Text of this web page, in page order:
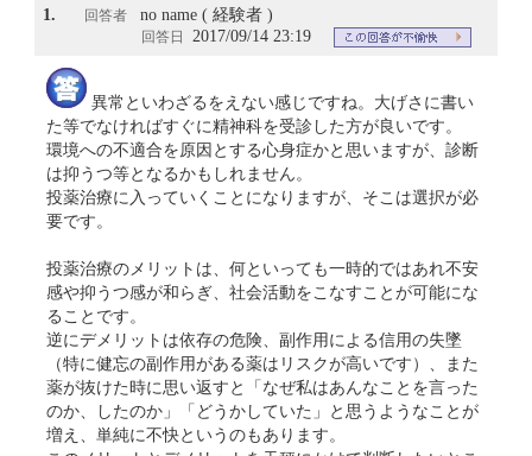
1. 回答者 no name ( 経験者 )
回答日 2017/09/14 23:19
異常といわざるをえない感じですね。大げさに書い
た等でなければすぐに精神科を受診した方が良いです。
環境への不適合を原因とする心身症かと思いますが、診断
は抑うつ等となるかもしれません。
投薬治療に入っていくことになりますが、そこは選択が必
要です。
投薬治療のメリットは、何といっても一時的ではあれ不安
感や抑うつ感が和らぎ、社会活動をこなすことが可能にな
ることです。
逆にデメリットは依存の危険、副作用による信用の失墜
（特に健忘の副作用がある薬はリスクが高いです）、また
薬が抜けた時に思い返すと「なぜ私はあんなことを言った
のか、したのか」「どうかしていた」と思うようなことが
増え、単純に不快というのもあります。